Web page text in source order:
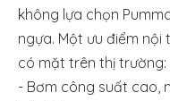
không lựa chọn
ngựa. Một ưu điểm
có mặt trên thị trường:
- Bơm công suất cao,